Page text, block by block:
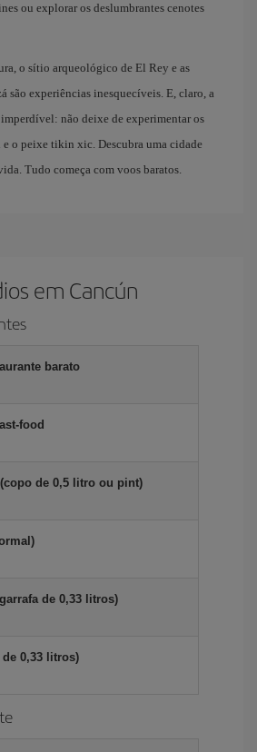
ou explorar os deslumbrantes cenotes
o sítio arqueológico de El Rey e as
são experiências inesquecíveis. E, claro, a
não deixe de experimentar os
o peixe tikin xic. Descubra uma cidade
Tudo começa com voos baratos.
em Cancún
barato
food
de 0,5 litro ou pint)
de 0,33 litros)
0,33 litros)